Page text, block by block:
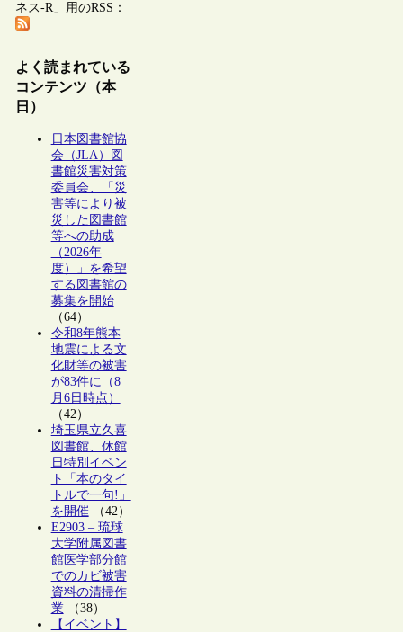
ネス-R」用のRSS：
よく読まれている
コンテンツ（本
日）
日本図書館協
会（JLA）図
書館災害対策
委員会、「災
害等により被
災した図書館
等への助成
（2026年
度）」を希望
する図書館の
募集を開始
（64）
令和8年熊本
地震による文
化財等の被害
が83件に（8
月6日時点）
（42）
埼玉県立久喜
図書館、休館
日特別イベン
ト「本のタイ
トルで一句!」
を開催（42）
E2903 – 琉球
大学附属図書
館医学部分館
でのカビ被害
資料の清掃作
業（38）
【イベント】